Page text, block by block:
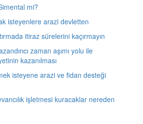
mi?
isteyenlere arazi devletten
itiraz sürelerini kaçırmayın
zaman aşımı yolu ile
kazanılması
isteyene arazi ve fidan desteği
işletmesi kuracaklar nereden